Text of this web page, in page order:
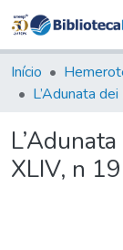
Início
L’Adunata
XLIV, n 19